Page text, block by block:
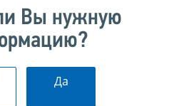
Вы нужную
Да